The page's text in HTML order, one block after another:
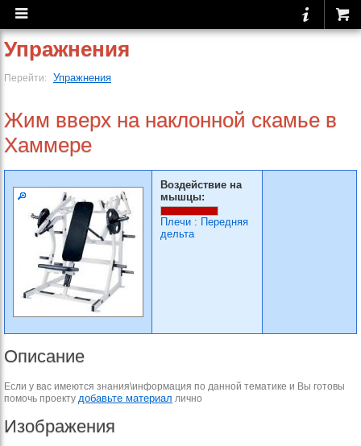
Упражнения
Перейти: Упражнения
Жим вверх на наклонной скамье в
Хаммере
Воздействие на
мышцы:
Плечи : Передняя
дельта
Описание
Если у вас имеются знания\информация по данной тематике и Вы готовы
помочь проекту добавьте материал лично
Изображения